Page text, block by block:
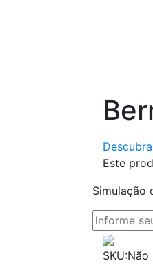
Este
Simulação
SKU:Não